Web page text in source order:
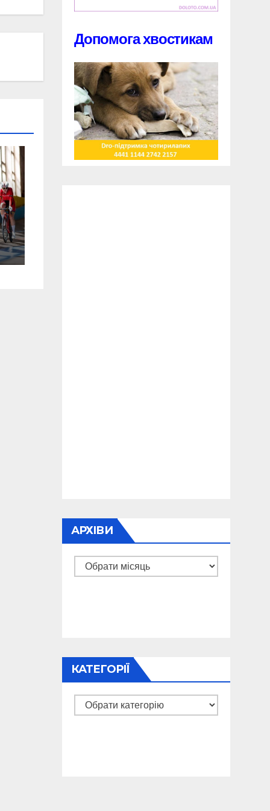
Допомога хвостикам
АРХІВИ
Архіви
КАТЕГОРІЇ
Категорії